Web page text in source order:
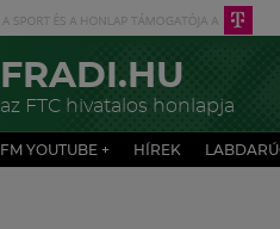
FRADI.HU
az FTC hivatalos honlapja
FM YOUTUBE + HÍREK